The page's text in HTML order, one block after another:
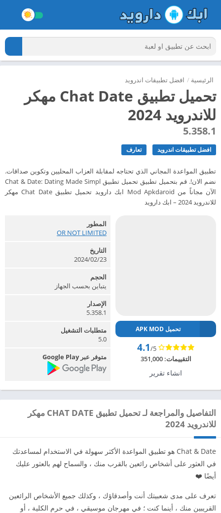
الرئيسية / افضل تطبيقات اندرويد
تحميل تطبيق Chat Date مهكر
للاندرويد 2024
5.358.1
افضل تطبيقات اندرويد تعارف
تطبيق المواعدة المجاني الذي تحتاجه لمقابلة العزاب المحليين وتكوين صداقات.
نضم الان!. قم بتحميل تطبيق تحميل تطبيق Chat & Date: Dating Made Simpl
الآن مجاناً من Mod Apkdaroid ابك دارويد تحميل تطبيق Chat Date مهكر
للاندرويد 2024 – ابك دارويد
تحميل APK MOD
4.1/5
التقييمات:351,000
انشاء تقرير
المطور
OR NOT LIMITED‏
التاريخ
2024/02/23
الحجم
يتباين بحسب الجهاز
الإصدار
5.358.1
متطلبات التشغيل
5.0
متوفر عبر Google Play
التفاصيل والمراجعة لـ تحميل تطبيق CHAT DATE مهكر
للاندرويد 2024
Chat & Date هو تطبيق المواعدة الأكثر سهولة في الاستخدام لمساعدتك
في العثور على أشخاص رائعين بالقرب منك ، والسماح لهم بالعثور عليك
أيضًا ❤️
تعرف على مدى شعبيتك أنت وأصدقاؤك ، وكذلك جميع الأشخاص الرائعين
القريبين منك ، أينما كنت ؛ في مهرجان موسيقي ، في حرم الكلية ، أو